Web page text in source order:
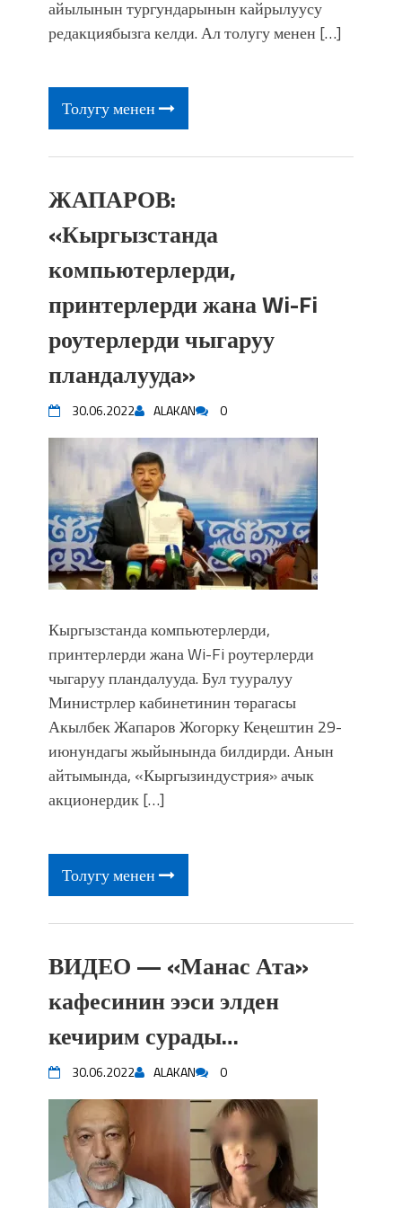
Park'ка 30 миң адам чогулду
айылынын тургундарынын кайрылуусу
редакциябызга келди. Ал толугу менен […]
Толугу менен
ЖАПАРОВ:
«Кыргызстанда
компьютерлерди,
принтерлерди жана Wi-Fi
роутерлерди чыгаруу
пландалууда»
30.06.2022 ALAKAN 0
Кыргызстанда компьютерлерди,
принтерлерди жана Wi-Fi роутерлерди
чыгаруу пландалууда. Бул тууралуу
Министрлер кабинетинин төрагасы
Акылбек Жапаров Жогорку Кеңештин 29-
июнундагы жыйынында билдирди. Анын
айтымында, «Кыргызиндустрия» ачык
акционердик […]
Толугу менен
ВИДЕО — «Манас Ата»
кафесинин ээси элден
кечирим сурады…
30.06.2022 ALAKAN 0